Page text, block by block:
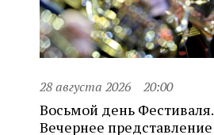
28 августа 2026 20:00
Восьмой день Фестиваля.
Вечернее представление